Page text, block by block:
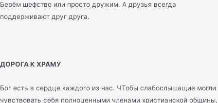
Берём шефство или просто дружим. А друзья всегда
поддерживают друг друга.
ДОРОГА К ХРАМУ
Бог есть в сердце каждого из нас. ЧТобы слабослышащие могли
чувствовать себя полноценными членами христианской общины,